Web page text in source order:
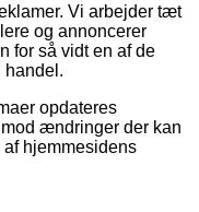
Vi arbejder tæt
og annoncerer
for så vidt en af de
handel.
opdateres
ændringer der kan
hjemmesidens